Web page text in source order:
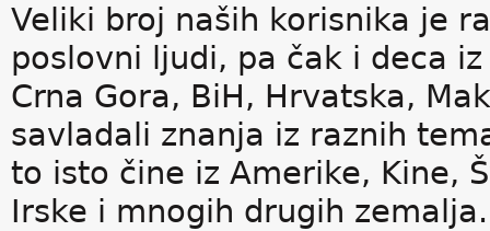
Veliki broj naših korisnika je
poslovni ljudi, pa čak i deca
Crna Gora, BiH, Hrvatska,
savladali znanja iz raznih
to isto čine iz Amerike, Kine,
Irske i mnogih drugih zemalja.